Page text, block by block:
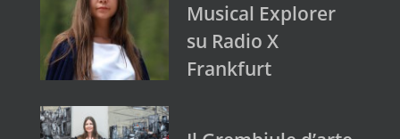
Musical Explorer
su Radio X
Frankfurt